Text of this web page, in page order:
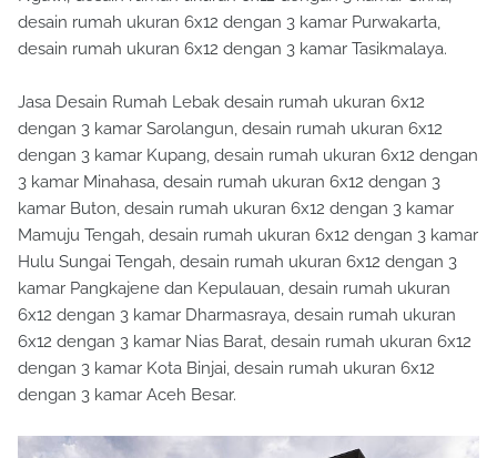
desain rumah ukuran 6x12 dengan 3 kamar Purwakarta,
desain rumah ukuran 6x12 dengan 3 kamar Tasikmalaya.
Jasa Desain Rumah Lebak desain rumah ukuran 6x12
dengan 3 kamar Sarolangun, desain rumah ukuran 6x12
dengan 3 kamar Kupang, desain rumah ukuran 6x12 dengan
3 kamar Minahasa, desain rumah ukuran 6x12 dengan 3
kamar Buton, desain rumah ukuran 6x12 dengan 3 kamar
Mamuju Tengah, desain rumah ukuran 6x12 dengan 3 kamar
Hulu Sungai Tengah, desain rumah ukuran 6x12 dengan 3
kamar Pangkajene dan Kepulauan, desain rumah ukuran
6x12 dengan 3 kamar Dharmasraya, desain rumah ukuran
6x12 dengan 3 kamar Nias Barat, desain rumah ukuran 6x12
dengan 3 kamar Kota Binjai, desain rumah ukuran 6x12
dengan 3 kamar Aceh Besar.